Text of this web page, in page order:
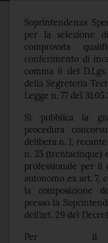
Testo
Soprintendenza
per la selezione
comprovata
conferimento di
comma 6 del
della Segreteria
Legge n. 77 del
Si pubblica la
procedura
delibera n. 1,
n. 35 (trentacinque)
professionale per il
autonomo ex art. 7,
la composizione
presso la
dell’art. 29 del